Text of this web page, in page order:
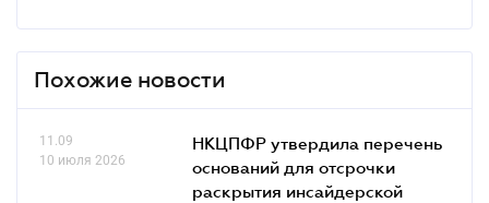
Похожие новости
11.09
10 июля 2026
НКЦПФР утвердила перечень
оснований для отсрочки
раскрытия инсайдерской